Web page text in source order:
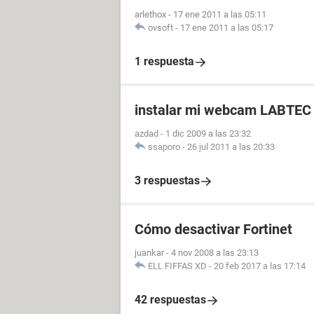
arlethox - 17 ene 2011 a las 05:11
ovsoft - 17 ene 2011 a las 05:17
1 respuesta
instalar mi webcam
azdad - 1 dic 2009 a las 23:32
ssaporo - 26 jul 2011 a las 20:33
3 respuestas
Cómo desactivar Fortinet
juankar - 4 nov 2008 a las 23:13
ELL FIFFAS XD - 20 feb 2017 a las 17:14
42 respuestas